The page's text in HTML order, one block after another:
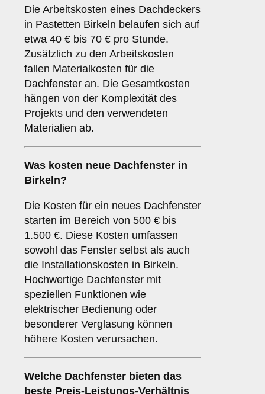
Die Arbeitskosten eines Dachdeckers
in Pastetten Birkeln belaufen sich auf
etwa 40 € bis 70 € pro Stunde.
Zusätzlich zu den Arbeitskosten
fallen Materialkosten für die
Dachfenster an. Die Gesamtkosten
hängen von der Komplexität des
Projekts und den verwendeten
Materialien ab.
Was kosten neue Dachfenster in
Birkeln?
Die Kosten für ein neues Dachfenster
starten im Bereich von 500 € bis
1.500 €. Diese Kosten umfassen
sowohl das Fenster selbst als auch
die Installationskosten in Birkeln.
Hochwertige Dachfenster mit
speziellen Funktionen wie
elektrischer Bedienung oder
besonderer Verglasung können
höhere Kosten verursachen.
Welche Dachfenster bieten das
beste Preis-Leistungs-Verhältnis